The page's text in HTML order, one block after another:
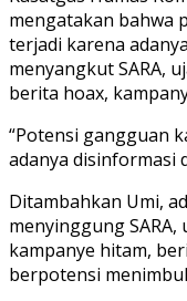
mengatakan bahwa
terjadi karena
menyangkut SARA,
berita hoax,
“Potensi gangguan
adanya disinformasi
Ditambahkan Umi,
menyinggung
kampanye hitam,
berpotensi